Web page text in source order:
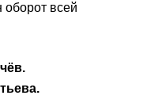
оборот всей